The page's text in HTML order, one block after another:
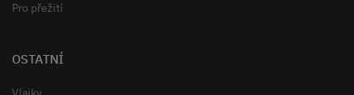
Pro přežití
OSTATNÍ